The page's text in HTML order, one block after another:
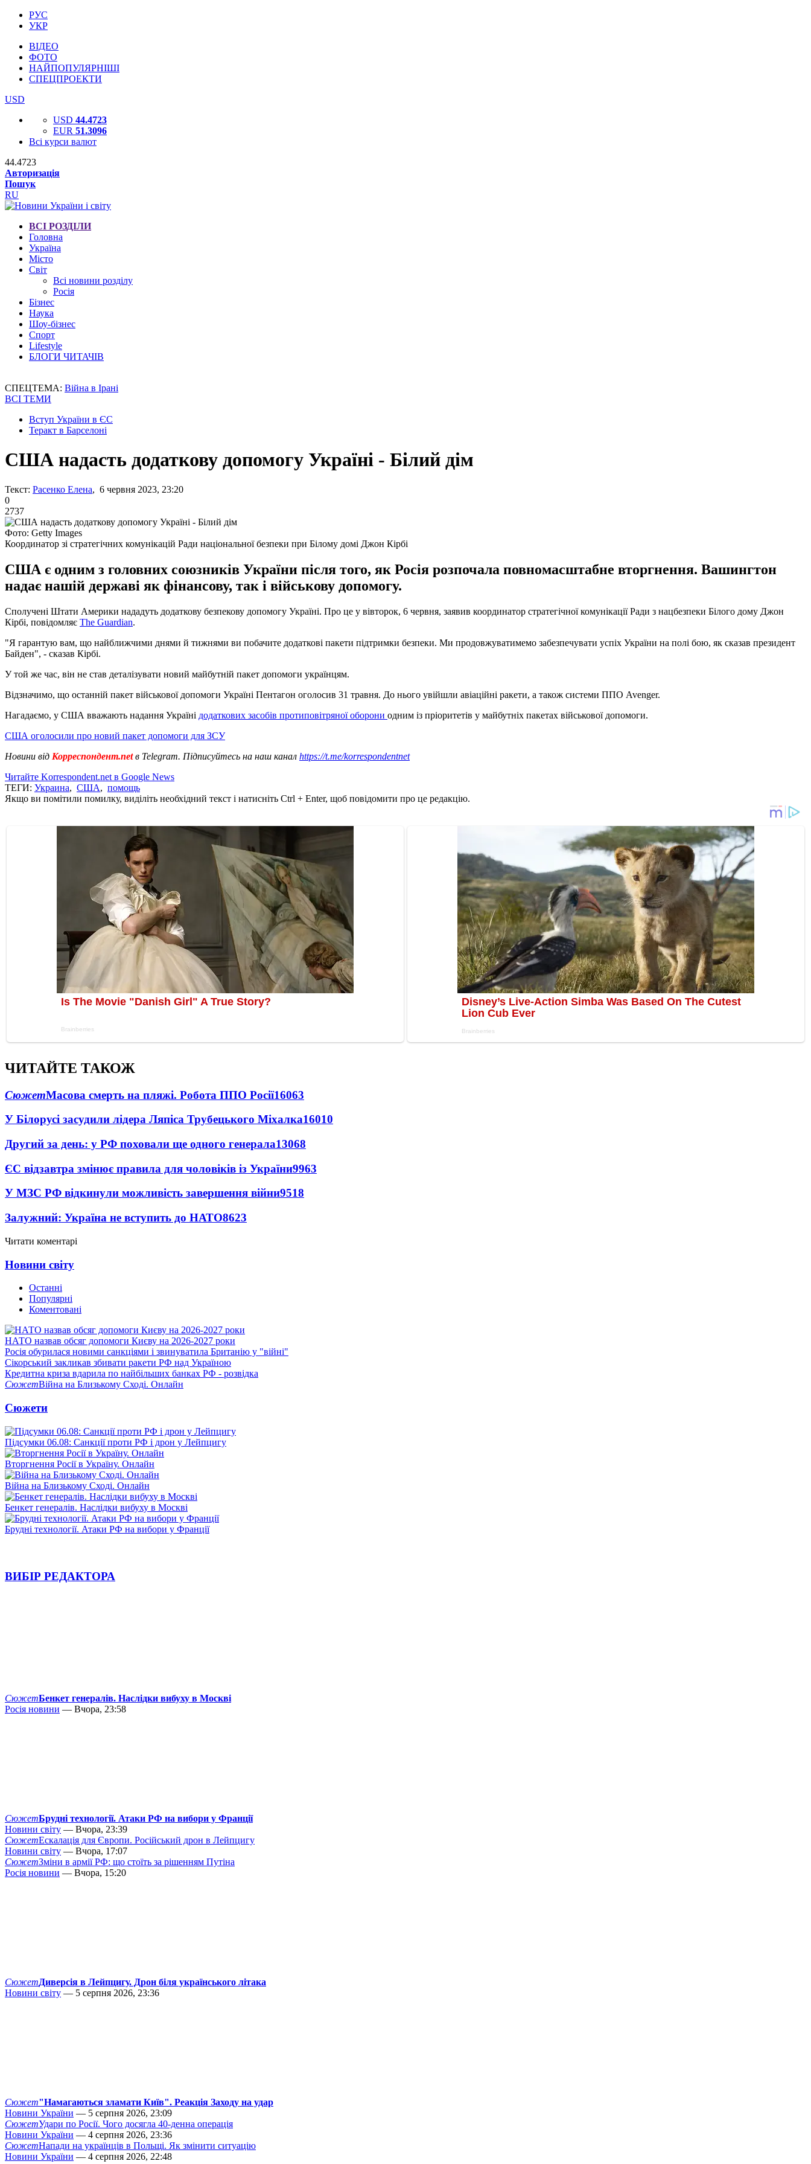
РУС
УКР
ВІДЕО
ФОТО
НАЙПОПУЛЯРНІШІ
СПЕЦПРОЕКТИ
USD
USD 44.4723
EUR 51.3096
Всі курси валют
44.4723
Авторизація
Пошук
RU
ВСІ РОЗДІЛИ
Головна
Україна
Місто
Світ
Всі новини розділу
Росія
Бізнес
Наука
Шоу-бізнес
Спорт
Lifestyle
БЛОГИ ЧИТАЧІВ
СПЕЦТЕМА: Війна в Ірані
ВСІ ТЕМИ
Вступ України в ЄС
Теракт в Барселоні
США надасть додаткову допомогу Україні - Білий дім
Текст: Расенко Елена, 6 червня 2023, 23:20
0
2737
Фото: Getty Images
Координатор зі стратегічних комунікацій Ради національної безпеки при Білому домі Джон Кірбі
США є одним з головних союзників України після того, як Росія розпочала повномасштабне вторгнення. Вашингтон
надає нашій державі як фінансову, так і військову допомогу.
Сполучені Штати Америки нададуть додаткову безпекову допомогу Україні. Про це у вівторок, 6 червня, заявив координатор стратегічної комунікації Ради з нацбезпеки Білого дому Джон
Кірбі, повідомляє The Guardian.
"Я гарантую вам, що найближчими днями й тижнями ви побачите додаткові пакети підтримки безпеки. Ми продовжуватимемо забезпечувати успіх України на полі бою, як сказав президент
Байден", - сказав Кірбі.
У той же час, він не став деталізувати новий майбутній пакет допомоги українцям.
Відзначимо, що останній пакет військової допомоги Україні Пентагон оголосив 31 травня. До нього увійшли авіаційні ракети, а також системи ППО Avenger.
Нагадаємо, у США вважають надання Україні додаткових засобів протиповітряної оборони одним із пріоритетів у майбутніх пакетах військової допомоги.
США оголосили про новий пакет допомоги для ЗСУ
Новини від Корреспондент.netв Telegram. Підписуйтесь на наш канал https://t.me/korrespondentnet
Читайте Korrespondent.net в Google News
ТЕГИ: Украина, США, помощь
Якщо ви помітили помилку, виділіть необхідний текст і натисніть Ctrl + Enter, щоб повідомити про це редакцію.
ЧИТАЙТЕ ТАКОЖ
СюжетМасова смерть на пляжі. Робота ППО Росії16063
У Білорусі засудили лідера Ляпіса Трубецького Міхалка16010
Другий за день: у РФ поховали ще одного генерала13068
ЄС відзавтра змінює правила для чоловіків із України9963
У МЗС РФ відкинули можливість завершення війни9518
Залужний: Україна не вступить до НАТО8623
Читати коментарі
Новини світу
Останні
Популярні
Коментовані
НАТО назвав обсяг допомоги Києву на 2026-2027 роки
Росія обурилася новими санкціями і звинуватила Британію у "війні"
Сікорський закликав збивати ракети РФ над Україною
Кредитна криза вдарила по найбільших банках РФ - розвідка
СюжетВійна на Близькому Сході. Онлайн
Сюжети
Підсумки 06.08: Санкції проти РФ і дрон у Лейпцигу
Вторгнення Росії в Україну. Онлайн
Війна на Близькому Сході. Онлайн
Бенкет генералів. Наслідки вибуху в Москві
Брудні технології. Атаки РФ на вибори у Франції
ВИБІР РЕДАКТОРА
СюжетБенкет генералів. Наслідки вибуху в Москві
Росія новини — Вчора, 23:58
СюжетБрудні технології. Атаки РФ на вибори у Франції
Новини світу — Вчора, 23:39
СюжетЕскалація для Європи. Російський дрон в Лейпцигу
Новини світу — Вчора, 17:07
СюжетЗміни в армії РФ: що стоїть за рішенням Путіна
Росія новини — Вчора, 15:20
СюжетДиверсія в Лейпцигу. Дрон біля українського літака
Новини світу — 5 серпня 2026, 23:36
Сюжет"Намагаються зламати Київ". Реакція Заходу на удар
Новини України — 5 серпня 2026, 23:09
СюжетУдари по Росії. Чого досягла 40-денна операція
Новини України — 4 серпня 2026, 23:36
СюжетНапади на українців в Польщі. Як змінити ситуацію
Новини України — 4 серпня 2026, 22:48